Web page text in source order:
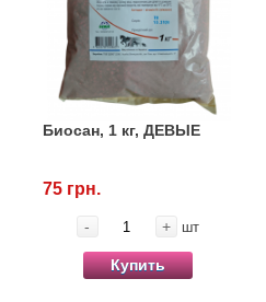
Биосан, 1 кг, ДЕВЫЕ
75 грн.
- + шт
Купить